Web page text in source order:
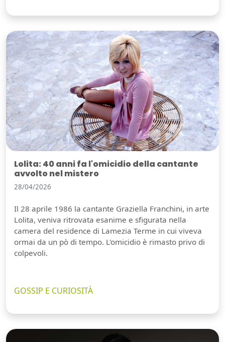
Lolita: 40 anni fa l'omicidio della cantante
avvolto nel mistero
28/04/2026
Il 28 aprile 1986 la cantante Graziella Franchini, in arte
Lolita, veniva ritrovata esanime e sfigurata nella
camera del residence di Lamezia Terme in cui viveva
ormai da un pò di tempo. L'omicidio è rimasto privo di
colpevoli.
GOSSIP E CURIOSITÀ